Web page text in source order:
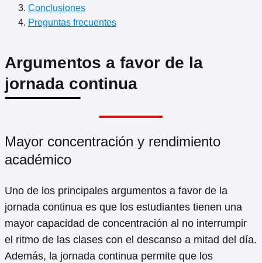
Conclusiones
Preguntas frecuentes
Argumentos a favor de la
jornada continua
Mayor concentración y rendimiento
académico
Uno de los principales argumentos a favor de la
jornada continua es que los estudiantes tienen una
mayor capacidad de concentración al no interrumpir
el ritmo de las clases con el descanso a mitad del día.
Además, la jornada continua permite que los